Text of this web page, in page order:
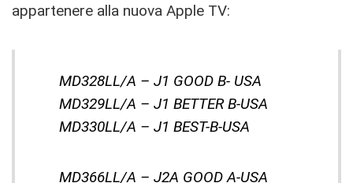
appartenere alla nuova Apple TV:
MD328LL/A – J1 GOOD B- USA
MD329LL/A – J1 BETTER B-USA
MD330LL/A – J1 BEST-B-USA
MD366LL/A – J2A GOOD A-USA